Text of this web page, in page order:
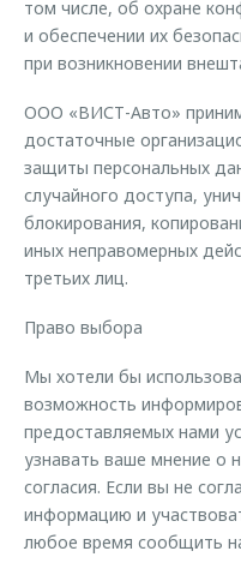
том числе, об охране
и обеспечении их
при возникновении
ООО «ВИСТ-Авто»
достаточные
защиты персональных
случайного доступа,
блокирования,
иных неправомерных
третьих лиц.
Право выбора
Мы хотели бы
возможность
предоставляемых нами
узнавать ваше мнение о
согласия. Если вы не
информацию и
любое время сообщить